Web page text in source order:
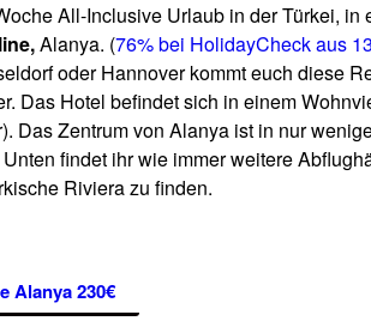
All-Inclusive Urlaub in der Türkei, in
Alanya. (76% bei HolidayCheck aus
oder Hannover kommt euch diese
Das Hotel befindet sich in einem
Das Zentrum von Alanya ist in nur
findet ihr wie immer weitere
Riviera zu finden.
Alanya 230€